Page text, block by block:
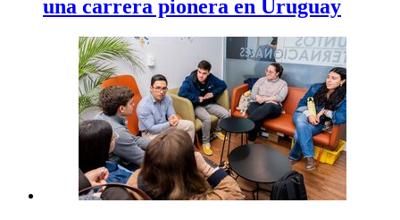
una carrera pionera en Uruguay